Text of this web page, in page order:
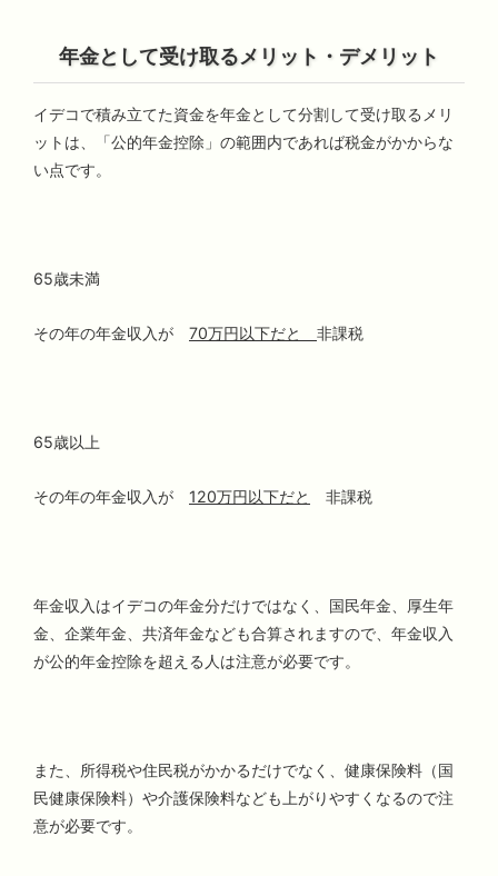
年金として受け取るメリット・デメリット
イデコで積み立てた資金を年金として分割して受け取るメリ
ットは、「公的年金控除」の範囲内であれば税金がかからな
い点です。
65歳未満
その年の年金収入が 70万円以下だと 非課税
65歳以上
その年の年金収入が 120万円以下だと 非課税
年金収入はイデコの年金分だけではなく、国民年金、厚生年
金、企業年金、共済年金なども合算されますので、年金収入
が公的年金控除を超える人は注意が必要です。
また、所得税や住民税がかかるだけでなく、健康保険料（国
民健康保険料）や介護保険料なども上がりやすくなるので注
意が必要です。